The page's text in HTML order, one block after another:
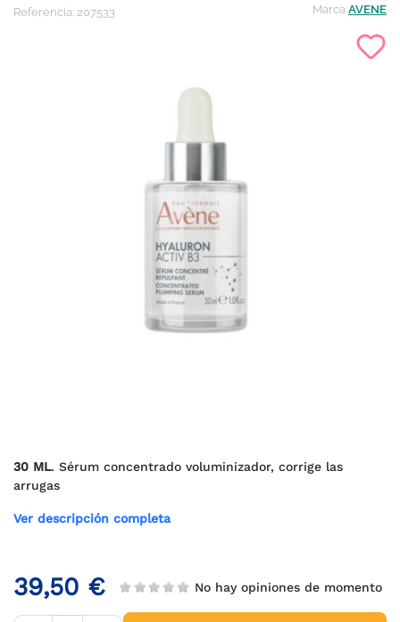
Referencia: 207533 Marca AVENE
30 ML. Sérum concentrado voluminizador, corrige las
arrugas
Ver descripción completa
39,50 € No hay opiniones de momento